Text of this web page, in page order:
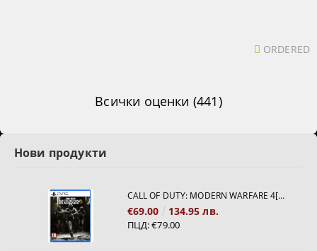
ORDERED
Всички оценки (441)
Нови продукти
CALL OF DUTY: MODERN WARFARE 4[PS5]
€69.00 134.95 лв.
ПЦД:€79.00